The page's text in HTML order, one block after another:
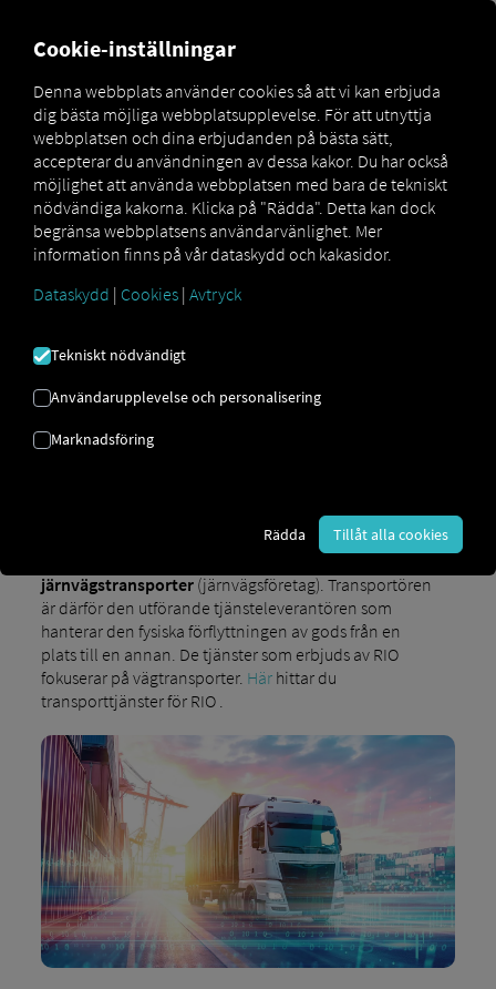
Glossar Carrier
BÄRARE
transportbranschen
Entransportör,även känd somspeditör
transportörers räkning – med andra ord en
(lastbilschaufförer eller speditörer),sjötransporter
järnvägstransporter(järnvägsföretag). Transportören
är därför den utförande tjänsteleverantören som
hanterar den fysiska förflyttningen av gods från en
plats till en annan. De tjänster som erbjuds av RIO
fokuserar på vägtransporter. Härhittar du
transporttjänster för RIO .
Cookie-inställningar
Denna webbplats använder cookies så att vi kan erbjuda
dig bästa möjliga webbplatsupplevelse. För att utnyttja
webbplatsen och dina erbjudanden på bästa sätt,
accepterar du användningen av dessa kakor. Du har också
möjlighet att använda webbplatsen med bara de tekniskt
nödvändiga kakorna. Klicka på "Rädda". Detta kan dock
begränsa webbplatsens användarvänlighet. Mer
information finns på vår dataskydd och kakasidor.
Dataskydd | Cookies | Avtryck
Tekniskt nödvändigt
Användarupplevelse och personalisering
Marknadsföring
Rädda Tillåt alla cookies